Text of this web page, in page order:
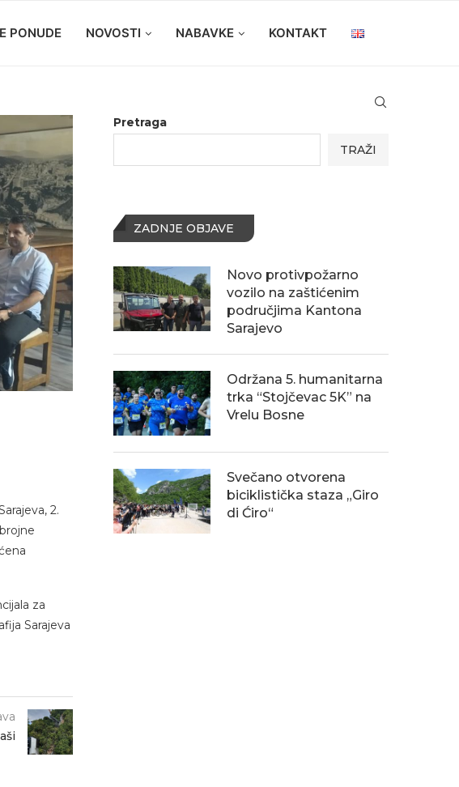
PONUDE NOVOSTI NABAVKE KONTAKT
2.
za
Sarajeva
Pretraga
TRAŽI
ZADNJE OBJAVE
Novo protivpožarno
vozilo na zaštićenim
područjima Kantona
Sarajevo
Održana 5. humanitarna
trka “Stojčevac 5K” na
Vrelu Bosne
Svečano otvorena
biciklistička staza „Giro
di Ćiro“